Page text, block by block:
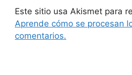
Este sitio usa Akismet para
Aprende cómo se procesan
comentarios.